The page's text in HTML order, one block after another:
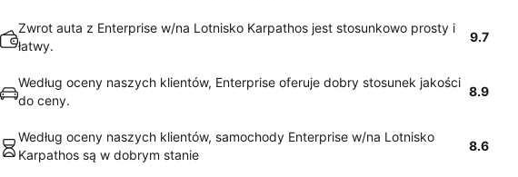
Zwrot auta z Enterprise w/na Lotnisko Karpathos jest stosunkowo prosty i
łatwy.
9.7
Według oceny naszych klientów, Enterprise oferuje dobry stosunek jakości
do ceny.
8.9
Według oceny naszych klientów, samochody Enterprise w/na Lotnisko
Karpathos są w dobrym stanie
8.6